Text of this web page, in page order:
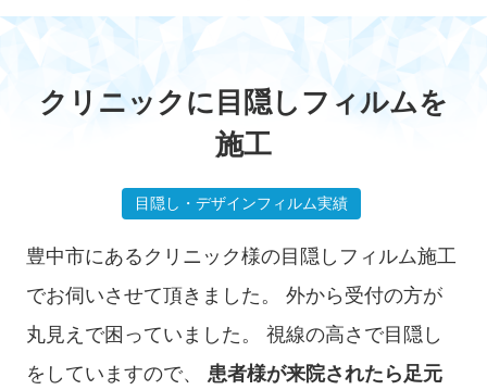
施工実績
クリニックに目隠しフィルムを
施工
目隠し・デザインフィルム実績
豊中市にあるクリニック様の目隠しフィルム施工
でお伺いさせて頂きました。
外から受付の方が
丸見えで困っていました。
視線の高さで目隠し
をしていますので、
患者様が来院されたら足元